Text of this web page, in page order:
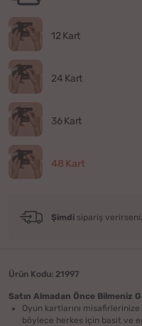
12 Kart
24 Kart
36 Kart
48 Kart
Şimdi sipariş
Ürün Kodu: 21997
Satın Almadan Önce Bilmeniz
Oyun kartlarını misafirlerinize
böylece herkes için basit ve